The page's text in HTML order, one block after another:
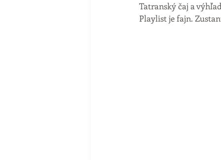
Tatranský čaj a
Playlist je fajn.